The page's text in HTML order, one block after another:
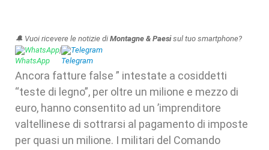
🔔 Vuoi ricevere le notizie di Montagne & Paesisul tuo smartphone?
WhatsApp| Telegram
Ancora fatture false ” intestate a cosiddetti
“teste di legno”, per oltre un milione e mezzo di
euro, hanno consentito ad un ’imprenditore
valtellinese di sottrarsi al pagamento di imposte
per quasi un milione. I militari del Comando